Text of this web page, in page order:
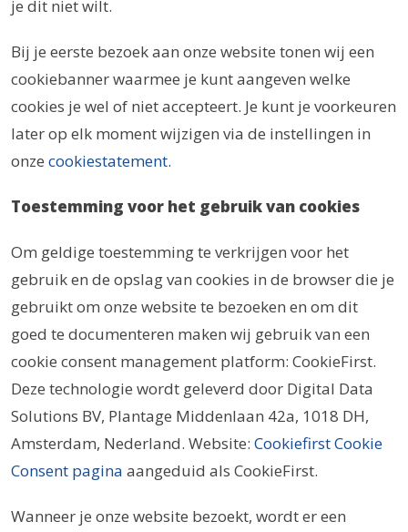
je dit niet wilt.
Bij je eerste bezoek aan onze website tonen wij een
cookiebanner waarmee je kunt aangeven welke
cookies je wel of niet accepteert. Je kunt je voorkeuren
later op elk moment wijzigen via de instellingen in
onze cookiestatement.
Toestemming voor het gebruik van cookies
Om geldige toestemming te verkrijgen voor het
gebruik en de opslag van cookies in de browser die je
gebruikt om onze website te bezoeken en om dit
goed te documenteren maken wij gebruik van een
cookie consent management platform: CookieFirst.
Deze technologie wordt geleverd door Digital Data
Solutions BV, Plantage Middenlaan 42a, 1018 DH,
Amsterdam, Nederland. Website: Cookiefirst Cookie
Consent pagina aangeduid als CookieFirst.
Wanneer je onze website bezoekt, wordt er een